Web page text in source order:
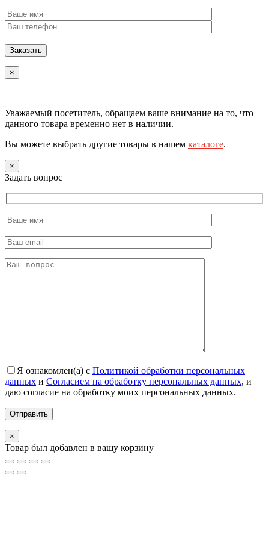
×
Уважаемый посетитель, обращаем ваше внимание на то, что
данного товара временно нет в наличии.
Вы можете выбрать другие товары в нашем каталоге.
×
Задать вопрос
Я ознакомлен(а) с Политикой обработки персональных
данных и Согласием на обработку персональных данных, и
даю согласие на обработку моих персональных данных.
×
Товар был добавлен в вашу корзину